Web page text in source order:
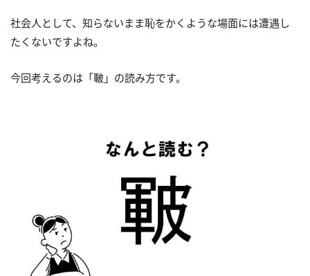
社会人として、知らないまま恥をかくような場面には遭遇し
たくないですよね。
今回考えるのは「皸」の読み方です。